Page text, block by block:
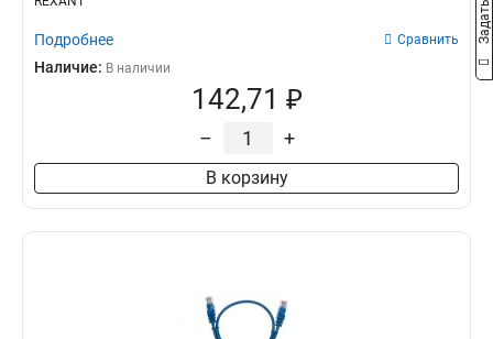
Подробнее Сравнить
Наличие: В наличии
142,71 ₽
– +
В корзину